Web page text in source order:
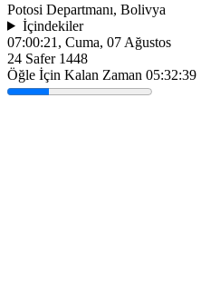
Potosi Departmanı, Bolivya
İçindekiler
07:00:21 , Cuma, 07 Ağustos
24 Safer 1448
Öğle İçin Kalan Zaman 05:32:39